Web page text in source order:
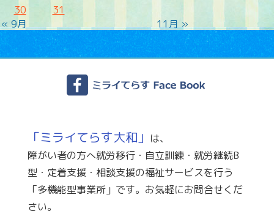
« 9月 11月 »
30
31
「ミライてらす大和」 は、
障がい者の方へ就労移行・自立訓練・就労継続B
型・定着支援・相談支援の福祉サービスを行う
「多機能型事業所」です。お気軽にお問合せくだ
さい。